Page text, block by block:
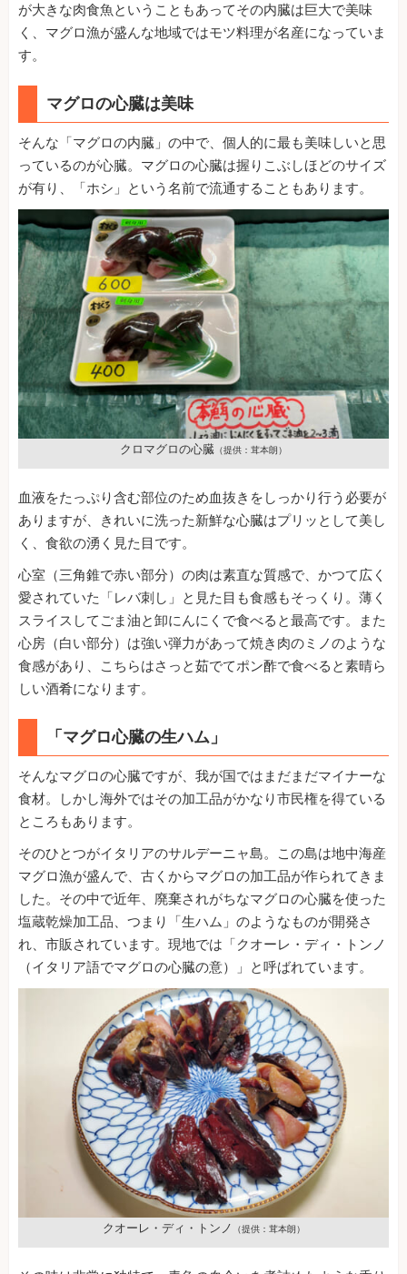
が大きな肉食魚ということもあってその内臓は巨大で美味
く、マグロ漁が盛んな地域ではモツ料理が名産になっていま
す。
マグロの心臓は美味
そんな「マグロの内臓」の中で、個人的に最も美味しいと思
っているのが心臓。マグロの心臓は握りこぶしほどのサイズ
が有り、「ホシ」という名前で流通することもあります。
クロマグロの心臓 （提供：茸本朗）
血液をたっぷり含む部位のため血抜きをしっかり行う必要が
ありますが、きれいに洗った新鮮な心臓はプリッとして美し
く、食欲の湧く見た目です。
心室（三角錐で赤い部分）の肉は素直な質感で、かつて広く
愛されていた「レバ刺し」と見た目も食感もそっくり。薄く
スライスしてごま油と卸にんにくで食べると最高です。また
心房（白い部分）は強い弾力があって焼き肉のミノのような
食感があり、こちらはさっと茹でてポン酢で食べると素晴ら
しい酒肴になります。
「マグロ心臓の生ハム」
そんなマグロの心臓ですが、我が国ではまだまだマイナーな
食材。しかし海外ではその加工品がかなり市民権を得ている
ところもあります。
そのひとつがイタリアのサルデーニャ島。この島は地中海産
マグロ漁が盛んで、古くからマグロの加工品が作られてきま
した。その中で近年、廃棄されがちなマグロの心臓を使った
塩蔵乾燥加工品、つまり「生ハム」のようなものが開発さ
れ、市販されています。現地では「クオーレ・ディ・トンノ
（イタリア語でマグロの心臓の意）」と呼ばれています。
クオーレ・ディ・トンノ （提供：茸本朗）